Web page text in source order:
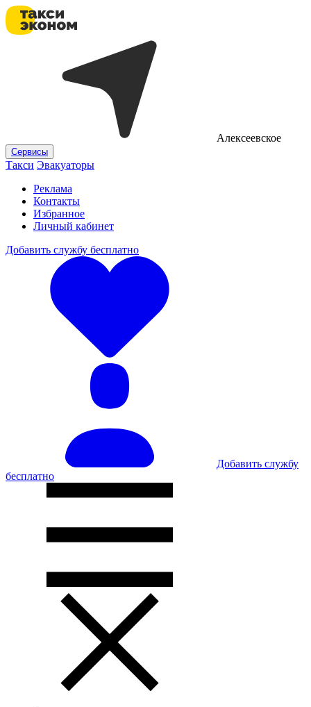
Алексеевское
Сервисы
Такси Эвакуаторы
Реклама
Контакты
Избранное
Личный кабинет
Добавить службу бесплатно
Добавить службу
бесплатно